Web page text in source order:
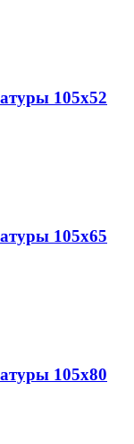
105x52
105x65
105x80